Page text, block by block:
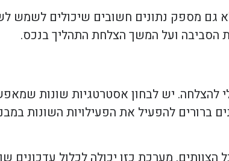
גם מספק נתונים חשובים שיכולים לשמש
הסביבה ועל המשך הצלחת התהליך בנכס.
להצלחה. יש לבחון אסטרטגיות שונות
להפעיל את הפעילויות השונות